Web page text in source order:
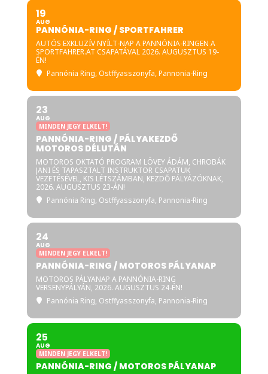
19
AUG
PANNÓNIA-RING / SPORTFAHRER
AUTÓS EXKLUZÍV NYÍLT-NAP A PANNÓNIA-RINGEN A
SPORTFAHRER.AT CSAPATÁVAL 2026. AUGUSZTUS 19-
ÉN!
Pannónia Ring, Ostffyasszonyfa, Pannonia-Ring
23
AUG
MINDEN JEGY ELKELT!
PANNÓNIA-RING / PÁLYAKEZDŐ
MOTOROS DÉLUTÁN
MOTOROS OKTATÓ PROGRAM LÖVEY ÁDÁM, CHROBÁK
JANI ÉS TAPASZTALT INSTRUKTOR CSAPATUK
VEZETÉSÉVEL, KIS LÉTSZÁMBAN, KEZDŐ PÁLYÁZÓKNAK,
2026. AUGUSZTUS 23-ÁN!
Pannónia Ring, Ostffyasszonyfa, Pannonia-Ring
24
AUG
MINDEN JEGY ELKELT!
PANNÓNIA-RING / MOTOROS PÁLYANAP
MOTOROS PÁLYANAP A PANNÓNIA-RING
VERSENYPÁLYÁN, 2026. AUGUSZTUS 24-ÉN!
Pannónia Ring, Ostffyasszonyfa, Pannonia-Ring
25
AUG
MINDEN JEGY ELKELT!
PANNÓNIA-RING / MOTOROS PÁLYANAP